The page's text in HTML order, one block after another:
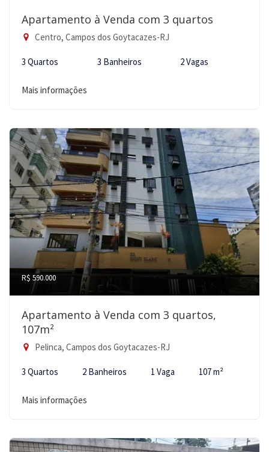
Apartamento à Venda com 3 quartos
Centro, Campos dos Goytacazes-RJ
3 Quartos 3 Banheiros 2 Vagas
Mais informações
R$ 590.000
Apartamento à Venda com 3 quartos,
107m²
Pelinca, Campos dos Goytacazes-RJ
3 Quartos 2 Banheiros 1 Vaga 107 m²
Mais informações